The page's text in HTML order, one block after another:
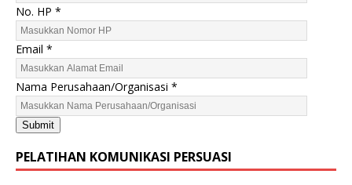
A
l
a
m
a
t
N
a
a
No. HP *
Email *
Nama Perusahaan/Organisasi *
Submit
PELATIHAN KOMUNIKASI PERSUASI